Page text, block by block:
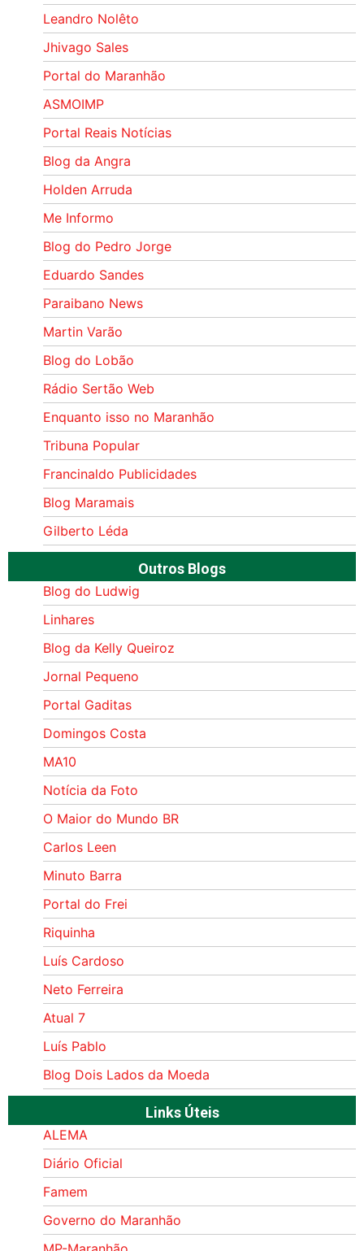
Leandro Nolêto
Jhivago Sales
Portal do Maranhão
ASMOIMP
Portal Reais Notí­cias
Blog da Angra
Holden Arruda
Me Informo
Blog do Pedro Jorge
Eduardo Sandes
Paraibano News
Martin Varão
Blog do Lobão
Rádio Sertão Web
Enquanto isso no Maranhão
Tribuna Popular
Francinaldo Publicidades
Blog Maramais
Gilberto Léda
Outros Blogs
Blog do Ludwig
Linhares
Blog da Kelly Queiroz
Jornal Pequeno
Portal Gaditas
Domingos Costa
MA10
Notícia da Foto
O Maior do Mundo BR
Carlos Leen
Minuto Barra
Portal do Frei
Riquinha
Luís Cardoso
Neto Ferreira
Atual 7
Luís Pablo
Blog Dois Lados da Moeda
Links Úteis
ALEMA
Diário Oficial
Famem
Governo do Maranhão